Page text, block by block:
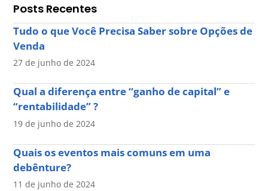
Posts Recentes
Tudo o que Você Precisa Saber sobre Opções de
Venda
27 de junho de 2024
Qual a diferença entre “ganho de capital” e
“rentabilidade” ?
19 de junho de 2024
Quais os eventos mais comuns em uma
debênture?
11 de junho de 2024